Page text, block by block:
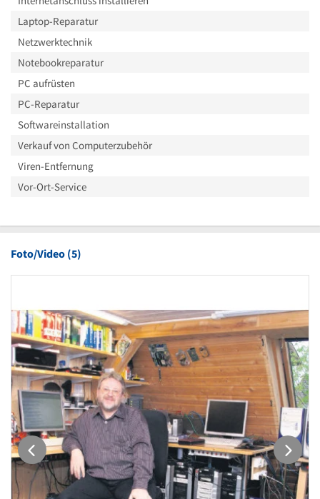
Laptop-Reparatur
Netzwerktechnik
Notebookreparatur
PC aufrüsten
PC-Reparatur
Softwareinstallation
Verkauf von Computerzubehör
Viren-Entfernung
Vor-Ort-Service
Foto/Video (5)